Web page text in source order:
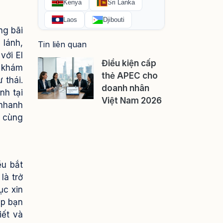
bãi
El
thái.
tại
cùng
bắt
là trở
xin
bạn
và
Tin liên quan
Điều kiện cấp
thẻ APEC cho
doanh nhân
Việt Nam 2026